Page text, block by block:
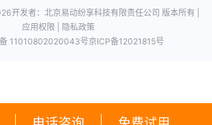
开发者：北京易动纷享科技有限责任公司 版本所有 |
应用权限 |
隐私政策
11010802020043号京ICP备12021815号